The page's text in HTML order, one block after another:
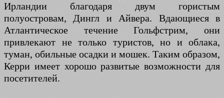
Ирландии благодаря двум гористым
полуостровам, Дингл и Айвера. Вдающиеся в
Атлантическое течение Гольфстрим, они
привлекают не только туристов, но и облака,
туман, обильные осадки и мошек. Таким образом,
Керри имеет хорошо развитые возможности для
посетителей.